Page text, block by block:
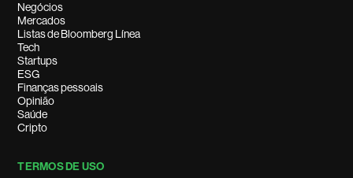
Negócios
Mercados
Listas de Bloomberg Línea
Tech
Startups
ESG
Finanças pessoais
Opinião
Saúde
Cripto
TERMOS DE USO